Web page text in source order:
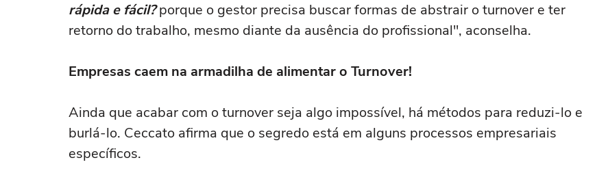
rápida e fácil?porque o gestor precisa buscar formas de abstrair o turnover e ter
retorno do trabalho, mesmo diante da ausência do profissional", aconselha.
Empresas caem na armadilha de alimentar o Turnover!
Ainda que acabar com o turnover seja algo impossível, há métodos para reduzi-lo e
burlá-lo. Ceccato afirma que o segredo está em alguns processos empresariais
específicos.